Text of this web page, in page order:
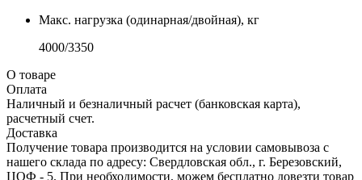
Макс. нагрузка (одинарная/двойная), кг
4000/3350
О товаре
Оплата
Наличный и безналичный расчет (банковская карта),
расчетный счет.
Доставка
Получение товара производится на условии самовывоза с
нашего склада по адресу: Свердловская обл., г. Березовский,
ЦОФ - 5. При необходимости, можем бесплатно довезти товар